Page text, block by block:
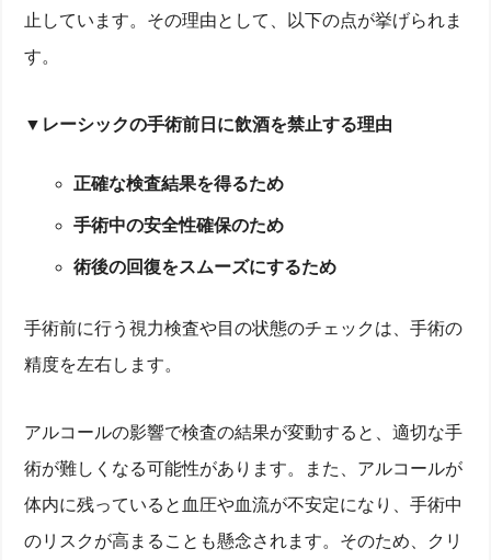
止しています。その理由として、以下の点が挙げられま
す。
▼レーシックの手術前日に飲酒を禁止する理由
正確な検査結果を得るため
手術中の安全性確保のため
術後の回復をスムーズにするため
手術前に行う視力検査や目の状態のチェックは、手術の
精度を左右します。
アルコールの影響で検査の結果が変動すると、適切な手
術が難しくなる可能性があります。また、アルコールが
体内に残っていると血圧や血流が不安定になり、手術中
のリスクが高まることも懸念されます。そのため、クリ